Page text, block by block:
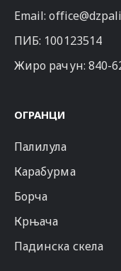
Email:
ПИБ: 100123514
Жиро рачун: 840-
ОГРАНЦИ
Палилула
Карабурма
Борча
Крњача
Падинска скела